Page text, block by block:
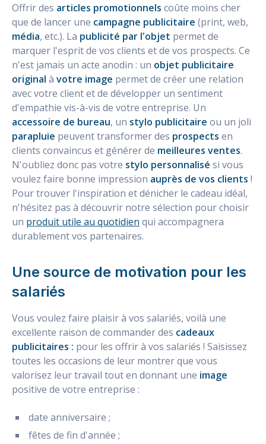
Offrir des articles promotionnels coûte moins cher
que de lancer une campagne publicitaire (print, web,
média, etc.). La publicité par l'objet permet de
marquer l'esprit de vos clients et de vos prospects. Ce
n'est jamais un acte anodin : un objet publicitaire
original à votre image permet de créer une relation
avec votre client et de développer un sentiment
d'empathie vis-à-vis de votre entreprise. Un
accessoire de bureau, un stylo publicitaire ou un joli
parapluie peuvent transformer des prospects en
clients convaincus et générer de meilleures ventes.
N'oubliez donc pas votre stylo personnalisé si vous
voulez faire bonne impression auprès de vos clients !
Pour trouver l'inspiration et dénicher le cadeau idéal,
n'hésitez pas à découvrir notre sélection pour choisir
un produit utile au quotidien qui accompagnera
durablement vos partenaires.
Une source de motivation pour les
salariés
Vous voulez faire plaisir à vos salariés, voilà une
excellente raison de commander des cadeaux
publicitaires : pour les offrir à vos salariés ! Saisissez
toutes les occasions de leur montrer que vous
valorisez leur travail tout en donnant une image
positive de votre entreprise :
date anniversaire ;
fêtes de fin d'année ;